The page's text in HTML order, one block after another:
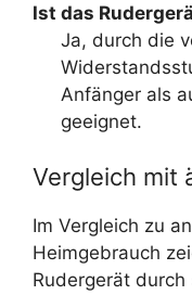
Ist das
Ja, durch die
Anfänger als
geeignet.
Vergleich mit
Im Vergleich zu
Heimgebrauch
Rudergerät